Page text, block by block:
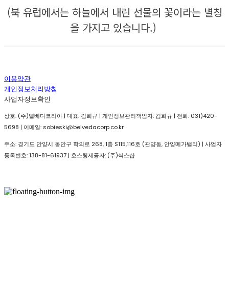
(북 유럽에서는 하늘에서 내린 선물의 꽃이라는 별칭
을 가지고 있습니다.)
이용약관
개인정보처리방침
사업자정보확인
상호: (주)벨베다코리아 | 대표: 김희규 | 개인정보관리책임자: 김희규 | 전화: 031)420-
5698 | 이메일: sobieski@belvedacorp.co.kr
주소: 경기도 안양시 동안구 학의로 268, 1층 S115,116호 (관양동, 안양메가밸리) | 사업자
등록번호:138-81-61937 | 호스팅제공자: (주)식스샵